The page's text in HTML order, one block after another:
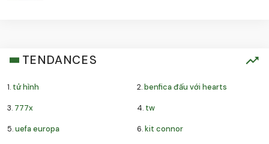
TENDANCES
1. tử hình 2.benfica đấu với hearts
3. 777x 4. tw
5.uefa europa 6.kit connor